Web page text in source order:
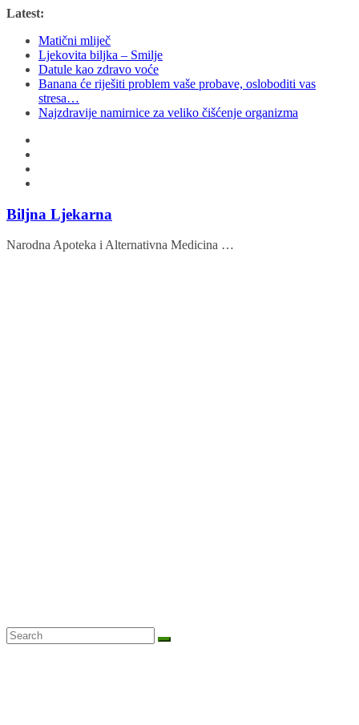
Skip
content
Latest:
Matični mliječ
Ljekovita biljka – Smilje
Datule kao zdravo voće
Banana će riješiti problem vaše probave, osloboditi vas
stresa…
Najzdravije namirnice za veliko čišćenje organizma
Biljna Ljekarna
Narodna Apoteka i Alternativna Medicina …